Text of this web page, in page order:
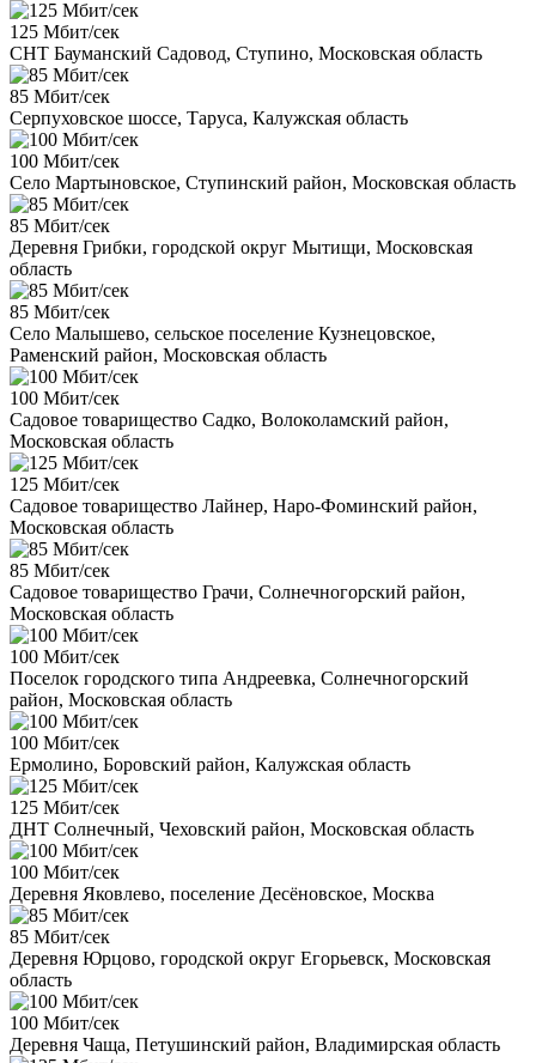
125 Мбит/сек
СНТ Бауманский Садовод, Ступино, Московская область
85 Мбит/сек
Серпуховское шоссе, Таруса, Калужская область
100 Мбит/сек
Село Мартыновское, Ступинский район, Московская область
85 Мбит/сек
Деревня Грибки, городской округ Мытищи, Московская
область
85 Мбит/сек
Село Малышево, сельское поселение Кузнецовское,
Раменский район, Московская область
100 Мбит/сек
Садовое товарищество Садко, Волоколамский район,
Московская область
125 Мбит/сек
Садовое товарищество Лайнер, Наро-Фоминский район,
Московская область
85 Мбит/сек
Садовое товарищество Грачи, Солнечногорский район,
Московская область
100 Мбит/сек
Поселок городского типа Андреевка, Солнечногорский
район, Московская область
100 Мбит/сек
Ермолино, Боровский район, Калужская область
125 Мбит/сек
ДНТ Солнечный, Чеховский район, Московская область
100 Мбит/сек
Деревня Яковлево, поселение Десёновское, Москва
85 Мбит/сек
Деревня Юрцово, городской округ Егорьевск, Московская
область
100 Мбит/сек
Деревня Чаща, Петушинский район, Владимирская область